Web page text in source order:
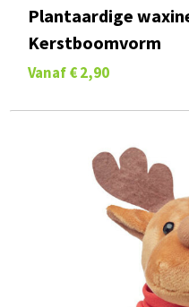
Plantaardige
Kerstboomvorm
Vanaf € 2,90